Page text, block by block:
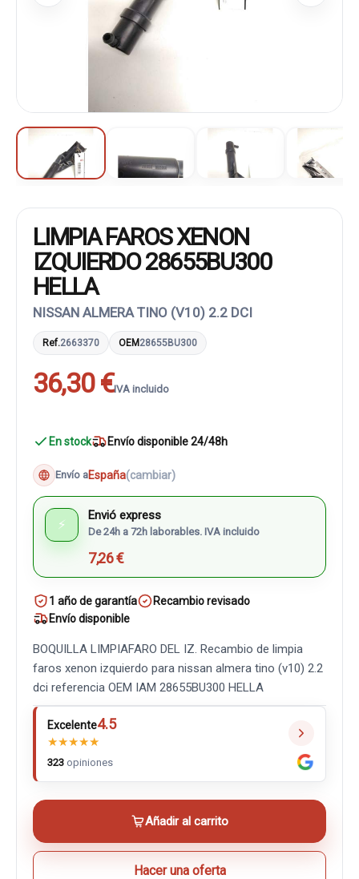
LIMPIA FAROS XENON
IZQUIERDO 28655BU300
HELLA
NISSAN ALMERA TINO (V10) 2.2 DCI
Ref.2663370 OEM28655BU300
36,30 €IVA incluido
En stock Envío disponible 24/48h
Envío aEspaña(cambiar)
⚡
Envió express
De 24h a 72h laborables. IVA incluido
7,26 €
1 año de garantía
Recambio revisado
Envío disponible
BOQUILLA LIMPIAFARO DEL IZ. Recambio de limpia
faros xenon izquierdo para nissan almera tino (v10) 2.2
dci referencia OEM IAM 28655BU300 HELLA
Excelente4.5
★★★★★
323 opiniones
Añadir al carrito
Hacer una oferta